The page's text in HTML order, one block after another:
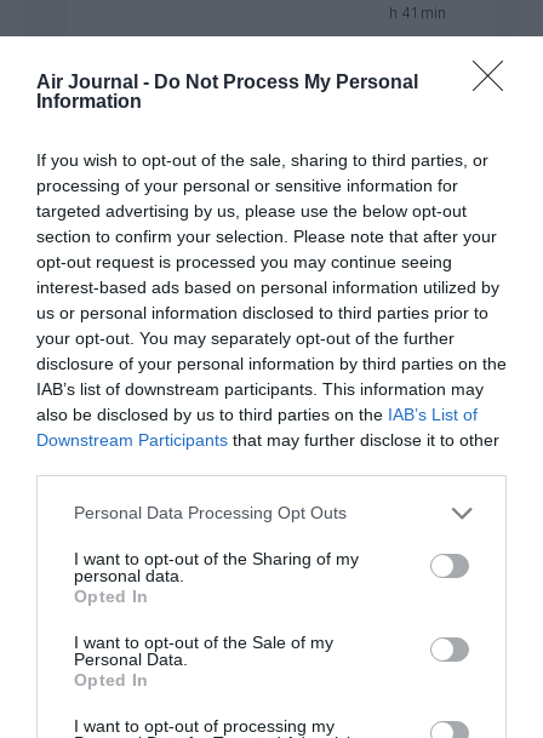
Air Journal - Do Not Process My Personal
Information
If you wish to opt-out of the sale, sharing to third parties, or
processing of your personal or sensitive information for
targeted advertising by us, please use the below opt-out
section to confirm your selection. Please note that after your
opt-out request is processed you may continue seeing
interest-based ads based on personal information utilized by
us or personal information disclosed to third parties prior to
your opt-out. You may separately opt-out of the further
disclosure of your personal information by third parties on the
IAB’s list of downstream participants. This information may
also be disclosed by us to third parties on the IAB’s List of
Downstream Participants that may further disclose it to other
Personal Data Processing Opt Outs
I want to opt-out of the Sharing of my
personal data.
Opted In
I want to opt-out of the Sale of my
Personal Data.
Opted In
I want to opt-out of processing my
h 41 min
faire pleurer sur les conditions de travail
des PNC. Ils choissisent leur travail en
chose il y 1000 candidats pour 1 retenu…
Le travail n’est pas des plus stressants ni
fatiguant croyez moi… Je peux vous faire
la liste non exhaustive de centaines de
profession bien plus fatiguantes,
stressantes, physiques que celle de PNC
et, en plus, bien moins rémunérées et bien
plus physiquement “dangereuses”. Donc,
pitiez, arrêtez les gérémiades… les
pauvres choux….
RÉPONDRE
Backdoora commenté :
1 juillet 2026 - 13 h 45 min
positionnés dans le programme de fidélité rien de tel pour
créer des irritants au lieu de créer des enchantements et
dégrader l’expérience client, tout est question de choix…
RÉPONDRE